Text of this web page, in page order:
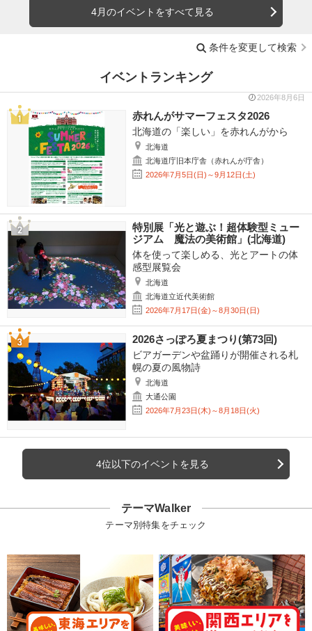
4月のイベントをすべて見る
条件を変更して検索
イベントランキング
2026年8月6日
赤れんがサマーフェスタ2026
北海道の「楽しい」を赤れんがから
北海道
北海道庁旧本庁舎（赤れんが庁舎）
2026年7月5日(日)～9月12日(土)
特別展「光と遊ぶ！超体験型ミュー
ジアム 魔法の美術館」(北海道)
体を使って楽しめる、光とアートの体
感型展覧会
北海道
北海道立近代美術館
2026年7月17日(金)～8月30日(日)
2026さっぽろ夏まつり(第73回)
ビアガーデンや盆踊りが開催される札
幌の夏の風物詩
北海道
大通公園
2026年7月23日(木)～8月18日(火)
4位以下のイベントを見る
テーマWalker
テーマ別特集をチェック